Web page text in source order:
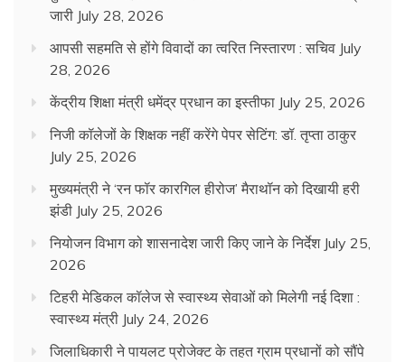
जारी July 28, 2026
आपसी सहमति से होंगे विवादों का त्वरित निस्तारण : सचिव July
28, 2026
केंद्रीय शिक्षा मंत्री धमेंद्र प्रधान का इस्तीफा July 25, 2026
निजी कॉलेजों के शिक्षक नहीं करेंगे पेपर सेटिंग: डॉ. तृप्ता ठाकुर
July 25, 2026
मुख्यमंत्री ने ‘रन फॉर कारगिल हीरोज’ मैराथॉन को दिखायी हरी
झंडी July 25, 2026
नियोजन विभाग को शासनादेश जारी किए जाने के निर्देश July 25,
2026
टिहरी मेडिकल कॉलेज से स्वास्थ्य सेवाओं को मिलेगी नई दिशा :
स्वास्थ्य मंत्री July 24, 2026
जिलाधिकारी ने पायलट प्रोजेक्ट के तहत ग्राम प्रधानों को सौंपे